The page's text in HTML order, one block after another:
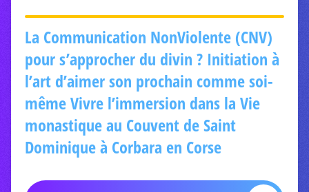
La Communication NonViolente (CNV)
pour s’approcher du divin ? Initiation à
l’art d’aimer son prochain comme soi-
même Vivre l’immersion dans la Vie
monastique au Couvent de Saint
Dominique à Corbara en Corse